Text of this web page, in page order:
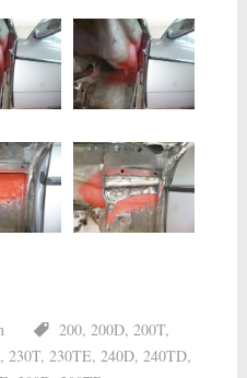
200, 200D, 200T,
, 230T, 230TE, 240D, 240TD,